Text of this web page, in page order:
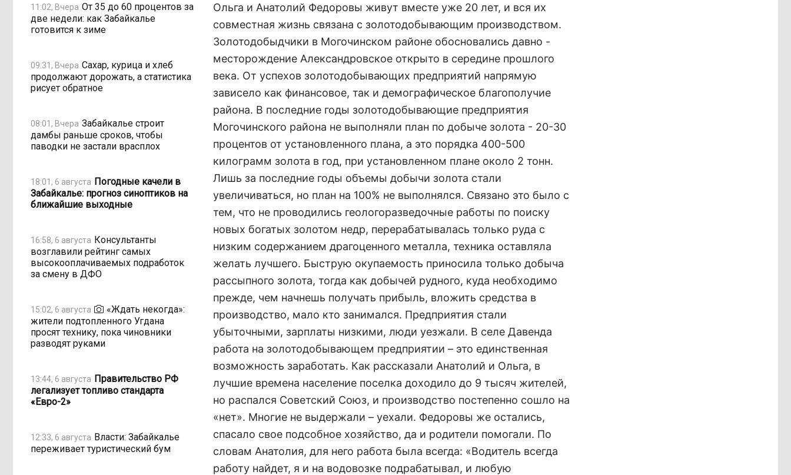
11:02, Вчера От 35 до 60 процентов за
две недели: как Забайкалье
готовится к зиме
09:31, Вчера Сахар, курица и хлеб
продолжают дорожать, а статистика
рисует обратное
08:01, Вчера Забайкалье строит
дамбы раньше сроков, чтобы
паводки не застали врасплох
18:01, 6 августа Погодные качели в
Забайкалье: прогноз синоптиков на
ближайшие выходные
16:58, 6 августа Консультанты
возглавили рейтинг самых
высокооплачиваемых подработок
за смену в ДФО
15:02, 6 августа
«Ждать некогда»:
жители подтопленного Угдана
просят технику, пока чиновники
разводят руками
13:44, 6 августа Правительство РФ
легализует топливо стандарта
«Евро-2»
12:33, 6 августа Власти: Забайкалье
переживает туристический бум
Ольга и Анатолий Федоровы живут вместе уже 20 лет, и вся их
совместная жизнь связана с золотодобывающим производством.
Золотодобыдчики в Могочинском районе обосновались давно -
месторождение Александровское открыто в середине прошлого
века. От успехов золотодобывающих предприятий напрямую
зависело как финансовое, так и демографическое благополучие
района. В последние годы золотодобывающие предприятия
Могочинского района не выполняли план по добыче золота - 20-30
процентов от установленного плана, а это порядка 400-500
килограмм золота в год, при установленном плане около 2 тонн.
Лишь за последние годы объемы добычи золота стали
увеличиваться, но план на 100% не выполнялся. Связано это было с
тем, что не проводились геологоразведочные работы по поиску
новых богатых золотом недр, перерабатывалась только руда с
низким содержанием драгоценного металла, техника оставляла
желать лучшего. Быструю окупаемость приносила только добыча
рассыпного золота, тогда как добычей рудного, куда необходимо
прежде, чем начнешь получать прибыль, вложить средства в
производство, мало кто занимался. Предприятия стали
убыточными, зарплаты низкими, люди уезжали. В селе Давенда
работа на золотодобывающем предприятии – это единственная
возможность заработать. Как рассказали Анатолий и Ольга, в
лучшие времена население поселка доходило до 9 тысяч жителей,
но распался Советский Союз, и производство постепенно сошло на
«нет». Многие не выдержали – уехали. Федоровы же остались,
спасало свое подсобное хозяйство, да и родители помогали. По
словам Анатолия, для него работа была всегда: «Водитель всегда
работу найдет, я и на водовозке подрабатывал, и любую